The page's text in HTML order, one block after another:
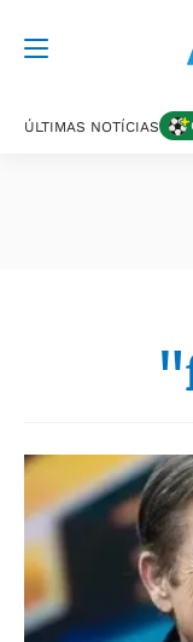
ÚLTIMAS NOTÍCIAS